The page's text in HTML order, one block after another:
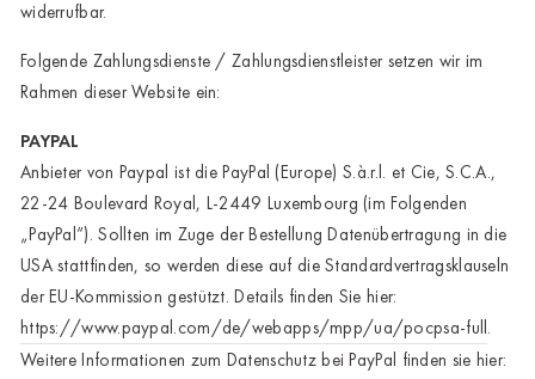
widerrufbar.
Folgende Zahlungsdienste / Zahlungsdienstleister setzen wir im
Rahmen dieser Website ein:
PAYPAL
Anbieter von Paypal ist die PayPal (Europe) S.à.r.l. et Cie, S.C.A.,
22-24 Boulevard Royal, L-2449 Luxembourg (im Folgenden
„PayPal“). Sollten im Zuge der Bestellung Datenübertragung in die
USA stattfinden, so werden diese auf die Standardvertragsklauseln
der EU-Kommission gestützt. Details finden Sie hier:
https://www.paypal.com/de/webapps/mpp/ua/pocpsa-full .
Weitere Informationen zum Datenschutz bei PayPal finden sie hier: